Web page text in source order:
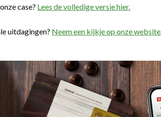
case? Lees de volledige versie hier.
uitdagingen? Neem een kijkje op onze website